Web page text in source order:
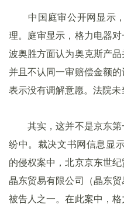
中国庭审公开网显示，
理。庭审显示，格力电器
波奥胜方面认为奥克斯产品
并且不认同一审赔偿金额
表示没有调解意愿。法院未
其实，这并不是京东第
纷中。裁决文书网信息显
的侵权案中，北京京东世
晶东贸易有限公司（晶东
被告人之一。在此案中，